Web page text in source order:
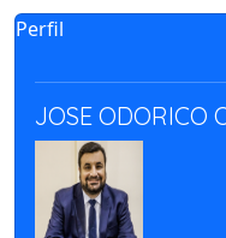
Perfil
JOSE ODORICO